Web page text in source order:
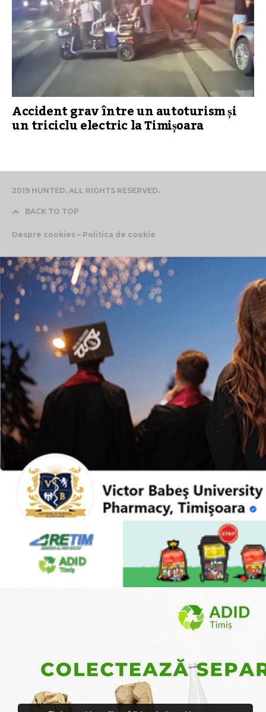
Accident grav între un autoturism și
un triciclu electric la Timișoara
2019 HUNTED. ALL RIGHTS RESERVED.
BACK TO TOP
Despre cookies – Politica de cookie